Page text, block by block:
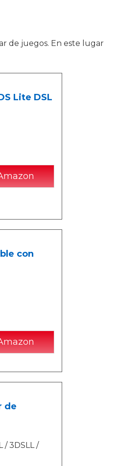
de juegos. En este lugar
Lite DSL
con
de
/ 3DSLL /